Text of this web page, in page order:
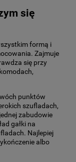
się
formą i
Zajmuje
się przy
punktów
szufladach,
zabudowie
gałki na
Najlepiej
albo